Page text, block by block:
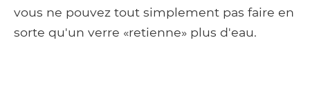
vous ne pouvez tout simplement pas faire en
sorte qu'un verre «retienne» plus d'eau.